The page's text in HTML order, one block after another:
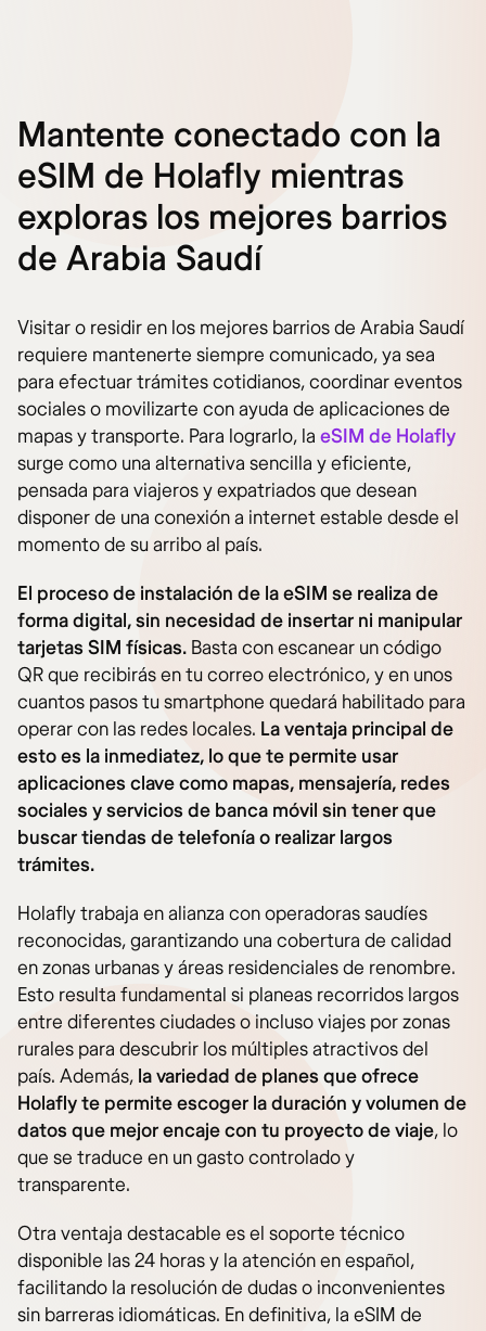
Mantente conectado con la
eSIM de Holafly mientras
exploras los mejores barrios
de Arabia Saudí
Visitar o residir en los mejores barrios de Arabia Saudí
requiere mantenerte siempre comunicado, ya sea
para efectuar trámites cotidianos, coordinar eventos
sociales o movilizarte con ayuda de aplicaciones de
mapas y transporte. Para lograrlo, la eSIM de Holafly
surge como una alternativa sencilla y eficiente,
pensada para viajeros y expatriados que desean
disponer de una conexión a internet estable desde el
momento de su arribo al país.
El proceso de instalación de la eSIM se realiza de
forma digital, sin necesidad de insertar ni manipular
tarjetas SIM físicas. Basta con escanear un código
QR que recibirás en tu correo electrónico, y en unos
cuantos pasos tu smartphone quedará habilitado para
operar con las redes locales. La ventaja principal de
esto es la inmediatez, lo que te permite usar
aplicaciones clave como mapas, mensajería, redes
sociales y servicios de banca móvil sin tener que
buscar tiendas de telefonía o realizar largos
trámites.
Holafly trabaja en alianza con operadoras saudíes
reconocidas, garantizando una cobertura de calidad
en zonas urbanas y áreas residenciales de renombre.
Esto resulta fundamental si planeas recorridos largos
entre diferentes ciudades o incluso viajes por zonas
rurales para descubrir los múltiples atractivos del
país. Además, la variedad de planes que ofrece
Holafly te permite escoger la duración y volumen de
datos que mejor encaje con tu proyecto de viaje, lo
que se traduce en un gasto controlado y
transparente.
Otra ventaja destacable es el soporte técnico
disponible las 24 horas y la atención en español,
facilitando la resolución de dudas o inconvenientes
sin barreras idiomáticas. En definitiva, la eSIM de